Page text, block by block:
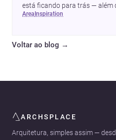
está ficando para trás — além
atualizar sem reforma
area inspiration
Voltar ao blog →
ARCHSPLACE
Arquitetura, simples assim —